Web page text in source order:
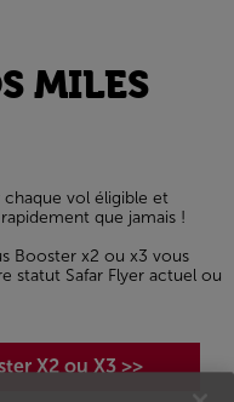
MILES
vol éligible et
que jamais !
Booster x2 ou x3 vous
statut Safar Flyer actuel ou
X2 ou X3 >>